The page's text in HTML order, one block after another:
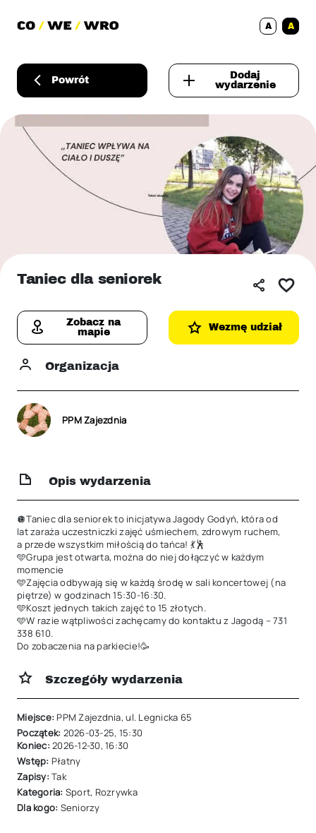
A A
Powrót
Dodaj
wydarzenie
Taniec dla seniorek
Zobacz na
mapie
Wezmę udział
Organizacja
PPM Zajezdnia
Opis wydarzenia
🪩Taniec dla seniorek to inicjatywa Jagody Godyń, która od
lat zaraża uczestniczki zajęć uśmiechem, zdrowym ruchem,
a przede wszystkim miłością do tańca! 💃🕺
🩵Grupa jest otwarta, można do niej dołączyć w każdym
momencie
🩵Zajęcia odbywają się w każdą środę w sali koncertowej (na
piętrze) w godzinach 15:30-16:30.
🩵Koszt jednych takich zajęć to 15 złotych.
🩵W razie wątpliwości zachęcamy do kontaktu z Jagodą – 731
338 610.
Do zobaczenia na parkiecie!🥳
Szczegóły wydarzenia
Miejsce: PPM Zajezdnia, ul. Legnicka 65
Początek: 2026-03-25, 15:30
Koniec:2026-12-30,16:30
Wstęp: Płatny
Zapisy:Tak
Kategoria: Sport, Rozrywka
Dla kogo: Seniorzy